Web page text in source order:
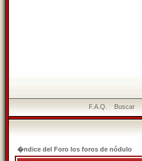
F.A.Q. Buscar
�ndice del Foro los foros de nódulo